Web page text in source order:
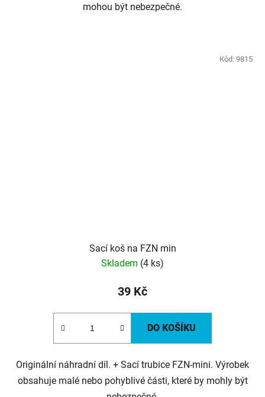
mohou být nebezpečné.
Sací koš na FZN min
Skladem (4 ks)
39 Kč
DO KOŠÍKU
Originální náhradní díl. + Sací trubice FZN-mini. Výrobek
obsahuje malé nebo pohyblivé části, které by mohly být
Kód: 9815